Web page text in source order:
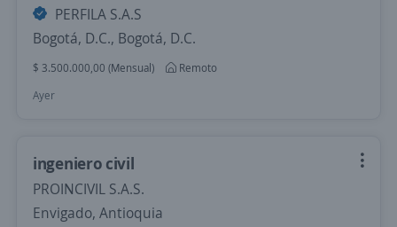
PERFILA S.A.S
Bogotá, D.C., Bogotá, D.C.
$ 3.500.000,00 (Mensual)
Remoto
Ayer
ingeniero civil
PROINCIVIL S.A.S.
Envigado, Antioquia